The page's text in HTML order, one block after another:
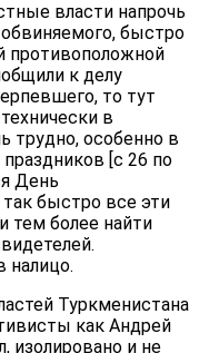
власти напрочь
быстро
противоположной
к делу
то тут
в
трудно, особенно в
[с 26 по
День
быстро все эти
тем более найти
налицо.
Туркменистана
как Андрей
изолировано и не